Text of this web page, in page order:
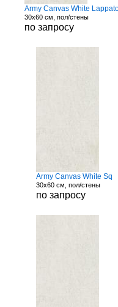
Army Canvas White
30x60 см, пол/стены
по запросу
Army Canvas White Sq
30x60 см, пол/стены
по запросу